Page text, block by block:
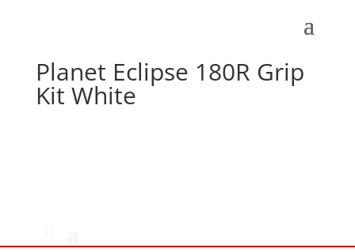
Planet Eclipse 180R Grip
Kit White